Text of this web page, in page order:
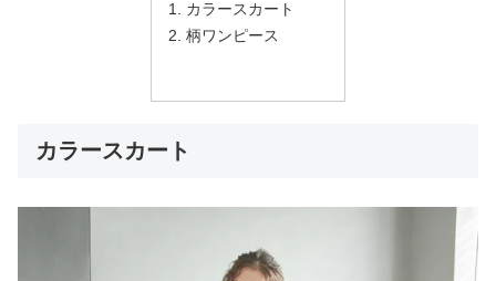
カラースカート
柄ワンピース
カラースカート